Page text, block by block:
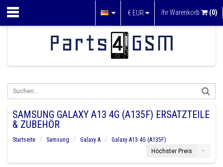
€ EUR Ihr Warenkorb (0)
SAMSUNG GALAXY A13 4G (A135F) ERSATZTEILE
& ZUBEHÖR
Startseite Samsung Galaxy A
Galaxy A13 4G (A135F)
Höchster Preis